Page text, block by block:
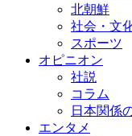
北朝鮮
社会・文
スポーツ
オピニオン
社説
コラム
日本関係
エンタメ